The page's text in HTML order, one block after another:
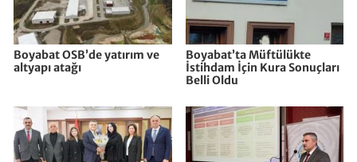
Boyabat OSB’de yatırım ve
altyapı atağı
Boyabat’ta Müftülükte
İstihdam İçin Kura Sonuçları
Belli Oldu